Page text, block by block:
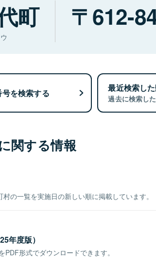
町 612-
を検索する 最近検索し
過去に検索し
関する情報
の一覧を実施日の新しい順に掲載しています。
年度版）
形式でダウンロードできます。